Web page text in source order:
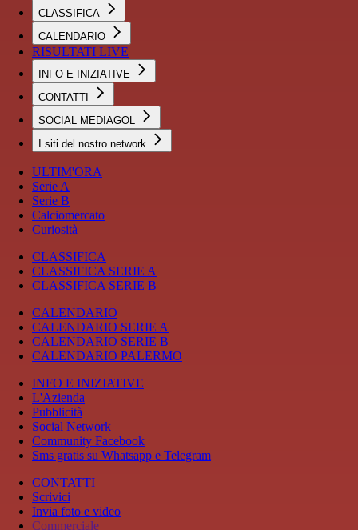
CLASSIFICA
CALENDARIO
RISULTATI LIVE
INFO E INIZIATIVE
CONTATTI
SOCIAL MEDIAGOL
I siti del nostro network
ULTIM'ORA
Serie A
Serie B
Calciomercato
Curiosità
CLASSIFICA
CLASSIFICA SERIE A
CLASSIFICA SERIE B
CALENDARIO
CALENDARIO SERIE A
CALENDARIO SERIE B
CALENDARIO PALERMO
INFO E INIZIATIVE
L'Azienda
Pubblicità
Social Network
Community Facebook
Sms gratis su Whatsapp e Telegram
CONTATTI
Scrivici
Invia foto e video
Commerciale